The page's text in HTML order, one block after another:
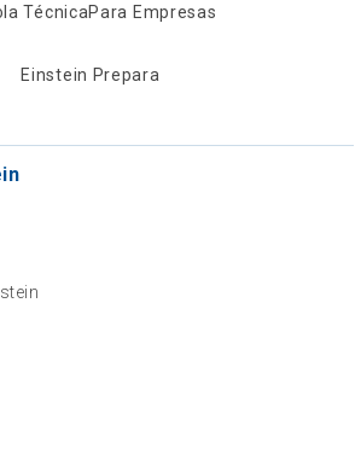
TécnicaPara Empresas
Einstein Prepara